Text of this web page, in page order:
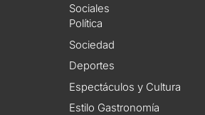
Sociales
Política
Sociedad
Deportes
Espectáculos y Cultura
Estilo Gastronomía